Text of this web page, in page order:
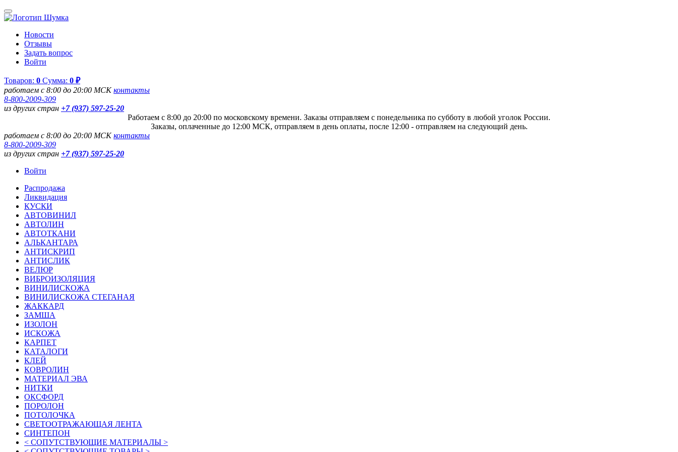
Новости
Отзывы
Задать вопрос
Войти
Товаров: 0 Сумма: 0 ₽
работаем с 8:00 до 20:00 МСКконтакты
8-800-2009-309
из других стран +7 (937) 597-25-20
Работаем с 8:00 до 20:00 по московскому времени. Заказы отправляем с понедельника по субботу в любой уголок России.
Заказы, оплаченные до 12:00 МСК, отправляем в день оплаты, после 12:00 - отправляем на следующий день.
работаем с 8:00 до 20:00 МСКконтакты
8-800-2009-309
из других стран +7 (937) 597-25-20
Войти
Распродажа
Ликвидация
КУСКИ
АВТОВИНИЛ
АВТОЛИН
АВТОТКАНИ
АЛЬКАНТАРА
АНТИСКРИП
АНТИСЛИК
ВЕЛЮР
ВИБРОИЗОЛЯЦИЯ
ВИНИЛИСКОЖА
ВИНИЛИСКОЖА СТЕГАНАЯ
ЖАККАРД
ЗАМША
ИЗОЛОН
ИСКОЖА
КАРПЕТ
КАТАЛОГИ
КЛЕЙ
КОВРОЛИН
МАТЕРИАЛ ЭВА
НИТКИ
ОКСФОРД
ПОРОЛОН
ПОТОЛОЧКА
СВЕТООТРАЖАЮЩАЯ ЛЕНТА
СИНТЕПОН
< СОПУТСТВУЮЩИЕ МАТЕРИАЛЫ >